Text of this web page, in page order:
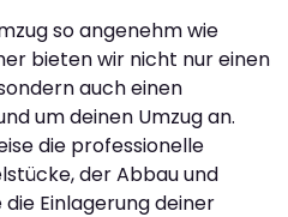
so angenehm wie
bieten wir nicht nur einen
auch einen
um deinen Umzug an.
die professionelle
der Abbau und
Einlagerung deiner